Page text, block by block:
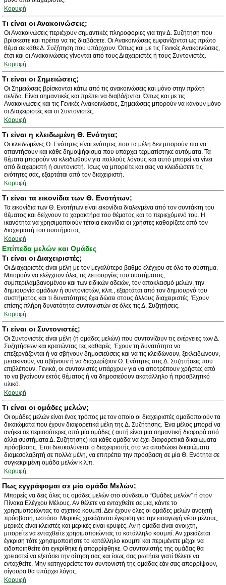
Κορυφή
Τι είναι οι Ανακοινώσεις;
Οι Ανακοινώσεις περιέχουν σημαντικές πληροφορίες για την Δ. Συζήτηση που
βρίσκεστε και πρέπει να τις διαβάσετε. Οι Ανακοινώσεις εμφανίζονται ως πρώτο
θέμα σε κάθε Δ. Συζήτηση που υπάρχουν. Όπως και με τις Γενικές Ανακοινώσεις,
έτσι και οι Ανακοινώσεις γίνονται από τους Διαχειριστές ή τους Συντονιστές.
Κορυφή
Τι είναι οι Σημειώσεις;
Οι Σημειώσεις βρίσκονται κάτω από τις ανακοινώσεις και μόνο στην πρώτη
σελίδα. Είναι σημαντικές και πρέπει να διαβάζονται. Όπως και με τις
Ανακοινώσεις και τις Γενικές Ανακοινώσεις, Σημειώσεις μπορούν να κάνουν μόνο
οι Διαχειριστές και οι Συντονιστές.
Κορυφή
Τι είναι η κλειδωμένη Θ. Ενότητα;
Οι κλειδωμένες Θ. Ενότητες είναι ενότητες που τα μέλη δεν μπορούν πια να
απαντήσουν και κάθε δημοψήφισμα που υπάρχει τερματίστηκε αυτόματα. Τα
θέματα μπορούν να κλειδωθούν για πολλούς λόγους και αυτό μπορεί να γίνει
από διαχειριστή ή συντονιστή. Ίσως να μπορείτε και σεις να κλειδώσετε τις
ενότητες σας, εξαρτάται από τον διαχειριστή.
Κορυφή
Τι είναι τα εικονίδια των Θ. Ενοτήτων;
Τα εικονίδια των Θ. Ενοτήτων είναι εικονίδια διαλεγμένα από τον συντάκτη του
θέματος και δείχνουν το χαρακτήρα του θέματος και το περιεχόμενό του. Η
ικανότητα να χρησιμοποιούν τέτοια εικονίδια οι χρήστες καθορίζετε από τον
διαχειριστή του συστήματος.
Κορυφή
Επίπεδα μελών και Ομάδες
Τι είναι οι Διαχειριστές;
Οι Διαχειριστές είναι μέλη με τον μεγαλύτερο βαθμό ελέγχου σε όλο το σύστημα.
Μπορούν να ελέγχουν όλες τις λειτουργίες του συστήματος,
συμπεριλαμβανομένου και των ειδικών αδειών, τον αποκλεισμό μελών, την
δημιουργία ομάδων ή συντονιστών, κλπ., εξαρτάται από τον δημιουργό του
συστήματος και τι δυνατότητες έχει δώσει στους άλλους διαχειριστές. Έχουν
επίσης πλήρη δυνατότητα συντονιστών σε όλες τις Δ. Συζητήσεις.
Κορυφή
Τι είναι οι Συντονιστές;
Οι Συντονιστές είναι μέλη (ή ομάδες μελών) που συντονίζουν τις ενέργειες των Δ.
Συζητήσεων και κρατώντας τες καθαρές. Έχουν τη δυνατότητα να
επεξεργάζονται ή να σβήνουν δημοσιεύσεις και να τις κλειδώνουν, ξεκλειδώνουν,
μετακινούν, να σβήνουν ή να διαχωρίζουν Θ. Ενότητες στις Δ. Συζητήσεις που
επιβλέπουν. Γενικά, οι συντονιστές υπάρχουν για να αποτρέπουν χρήστες από
το να βγαίνουν εκτός θέματος ή να δημοσιεύουν ακατάλληλο ή προσβλητικό
υλικό.
Κορυφή
Τι είναι οι ομάδες μελών;
Οι ομάδες μελών είναι ένας τρόπος με τον οποίο οι διαχειριστές ομαδοποιούν τα
δικαιώματα που έχουν διαφορετικά μέλη της Δ. Συζήτησης. Ένα μέλος μπορεί να
ανήκει σε περισσότερες από μία ομάδες ( αυτή είναι μια σημαντική διαφορά από
άλλα συστήματα Δ. Συζήτησης) και κάθε ομάδα να έχει διαφορετικά δικαιώματα
πρόσβασης. Έτσι διευκολύνεται ο διαχειριστής στο να αποδώσει δικαιώματα
διαμεσολαβητή σε πολλά μέλη, να επιτρέπει την πρόσβαση σε μία Θ. Ενότητα σε
συγκεκριμένη ομάδα μελών κ.λ.π.
Κορυφή
Πως εγγράφομαι σε μία ομάδα Μελών;
Μπορείς να δεις όλες τις ομάδες μελών στο σύνδεσμο “Ομάδες μελών” ή στον
Πίνακα Ελέγχου Μέλους. Αν θέλετε να ενταχθείτε σε μια, κάντε το
χρησιμοποιώντας το σχετικό κουμπί. Δεν έχουν όλες οι ομάδες μελών ανοιχτή
πρόσβαση, ωστόσο. Μερικές χρειάζονται έγκριση για την εισαγωγή νέου μέλους,
μερικές είναι κλειστές και μερικές είναι κρυφές. Αν η ομάδα είναι ανοιχτή,
μπορείτε να ενταχθείτε χρησιμοποιώντας το κατάλληλο κουμπί. Αν χρειάζεται
έγκριση τότε χρησιμοποιήστε το κατάλληλο κουμπί και περιμένετε μέχρι να
ειδοποιηθείτε ότι εγκρίθηκε ή απορρίφθηκε. Ο συντονιστής της ομάδας θα
χρειαστεί να εξετάσει την αίτηση σας και ίσως σας ρωτήσει γιατί θέλετε να
ενταχθείτε. Μην κατηγορείστε τον συντονιστή της ομάδας εάν σας απορρίψουν,
σίγουρα θα υπάρχει λόγος.
Κορυφή